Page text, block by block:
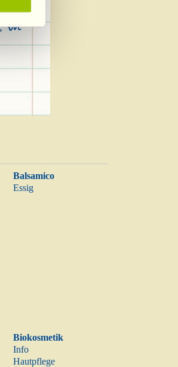
in
Balsamico
Essig
Biokosmetik
Info
Hautpflege